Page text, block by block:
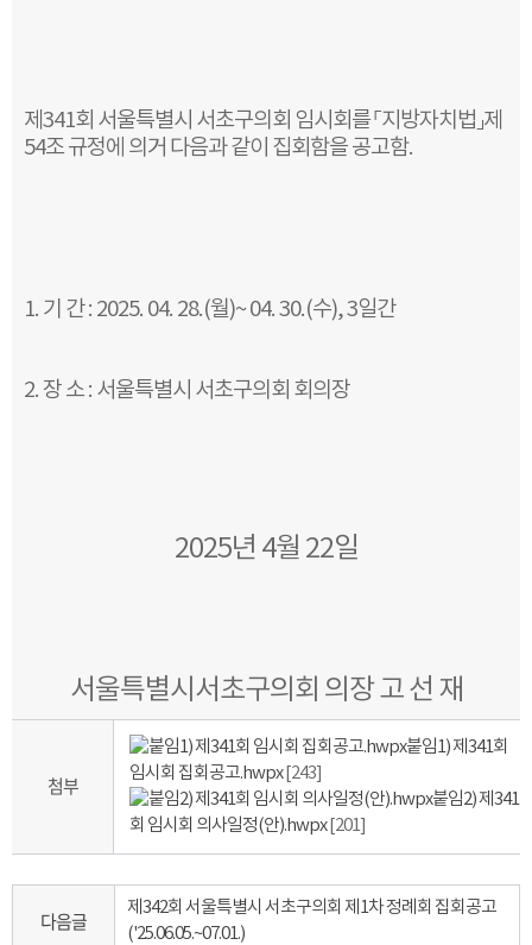
제341회 서울특별시 서초구의회 임시회를 「지방자치법」제
54조 규정에 의거 다음과 같이 집회함을 공고함.
1. 기 간 : 2025. 04. 28.(월)~ 04. 30.(수), 3일간
2. 장 소 : 서울특별시 서초구의회 회의장
2025년 4월 22일
서울특별시서초구의회 의장 고 선 재
첨부
붙임1) 제341회
임시회 집회공고.hwpx [243]
붙임2) 제341
회 임시회 의사일정(안).hwpx [201]
다음글
제342회 서울특별시 서초구의회 제1차 정례회 집회공고
('25.06.05.~07.01.)